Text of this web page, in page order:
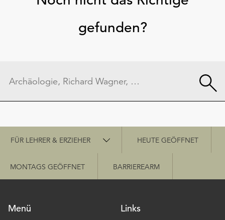
gefunden?
Schnellzugriff
FÜR LEHRER & ERZIEHER HEUTE GEÖFFNET
MONTAGS GEÖFFNET BARRIEREARM
Menü
Links